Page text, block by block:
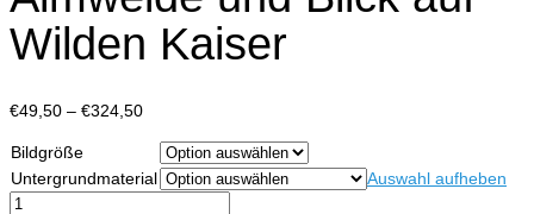
Wilden Kaiser
€49,50 – €324,50Preisspanne:
€324,50
Bildgröße
Untergrundmaterial
Auswahl aufheben
Im